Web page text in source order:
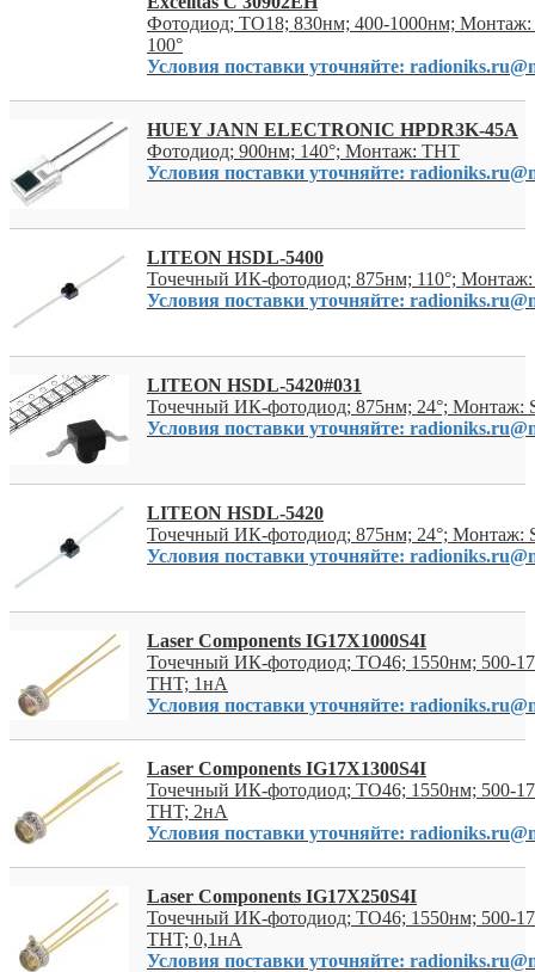
Фотодиод; TO18; 830нм; 400-1000нм;
100°
Условия поставки уточняйте:
HUEY JANN ELECTRONIC HPDR3K-45A
Фотодиод; 900нм; 140°; Монтаж: THT
Условия поставки уточняйте:
LITEON HSDL-5400
Точечный ИК-фотодиод; 875нм; 110°;
Условия поставки уточняйте:
LITEON HSDL-5420#031
Точечный ИК-фотодиод; 875нм; 24°; Монтаж:
Условия поставки уточняйте:
LITEON HSDL-5420
Точечный ИК-фотодиод; 875нм; 24°; Монтаж:
Условия поставки уточняйте:
Laser Components IG17X1000S4I
Точечный ИК-фотодиод; TO46; 1550нм; 500-
THT; 1нА
Условия поставки уточняйте:
Laser Components IG17X1300S4I
Точечный ИК-фотодиод; TO46; 1550нм; 500-
THT; 2нА
Условия поставки уточняйте:
Laser Components IG17X250S4I
Точечный ИК-фотодиод; TO46; 1550нм; 500-
THT; 0,1нА
Условия поставки уточняйте: